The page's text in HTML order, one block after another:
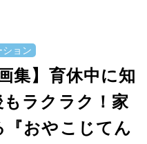
ション
集】育休中に知
ラクラク！家
おやこじてん